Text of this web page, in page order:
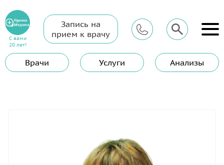
С вами
20 лет!
Запись на
прием к врачу
Врачи Услуги Анализы
Главная
Терапевты и узкие специалисты
Лагутина Лилия Робертовна
Лагутина Лилия Робертовна